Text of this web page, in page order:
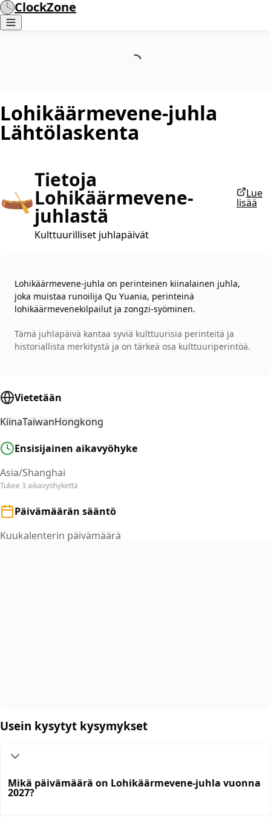
ClockZone
Lohikäärmevene-juhla
Lähtölaskenta
🛶Tietoja
Lohikäärmevene-
juhlastä
Kulttuurilliset juhlapäivät
Lue
lisää
Lohikäärmevene-juhla on perinteinen kiinalainen juhla,
joka muistaa runoilija Qu Yuania, perinteinä
lohikäärmevenekilpailut ja zongzi-syöminen.
Tämä juhlapäivä kantaa syviä kulttuurisia perinteitä ja
historiallista merkitystä ja on tärkeä osa kulttuuriperintöä.
Vietetään
KiinaTaiwanHongkong
Ensisijainen aikavyöhyke
Asia/Shanghai
Tukee 3 aikavyöhykettä
Päivämäärän sääntö
Kuukalenterin päivämäärä
Usein kysytyt kysymykset
Mikä päivämäärä on Lohikäärmevene-juhla vuonna
2027?